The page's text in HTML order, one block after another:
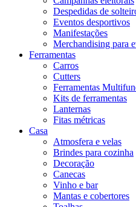
Despedidas de
Eventos desportivos
Manifestações
Merchandising para
Ferramentas
Carros
Cutters
Ferramentas
Kits de ferramentas
Lanternas
Fitas métricas
Casa
Atmosfera e velas
Brindes para cozinha
Decoração
Canecas
Vinho e bar
Mantas e cobertores